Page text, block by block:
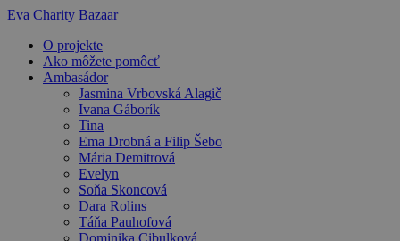
Preskočiť
obsah
Eva Charity Bazaar
O projekte
Ako môžete pomôcť
Ambasádor
Jasmina Vrbovská Alagič
Ivana Gáborík
Tina
Ema Drobná a Filip Šebo
Mária Demitrová
Evelyn
Soňa Skoncová
Dara Rolins
Táňa Pauhofová
Dominika Cibulková